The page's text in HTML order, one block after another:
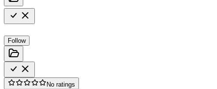
Follow
No ratings